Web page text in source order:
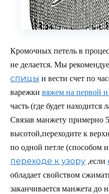
Кромочных петель в
не делается. Мы
спицы и вести счет по
варежки вяжем на первой
часть (где будет
Связав манжету примерно
высотой,переходите к
по одной петле (способом
переходе к узору ,если
обладает свойством
заканчивается манжета до